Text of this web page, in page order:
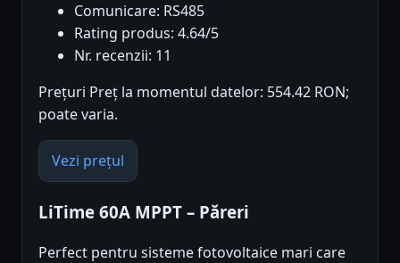
Comunicare: RS485
Rating produs: 4.64/5
Nr. recenzii: 11
Prețuri Preț la momentul datelor: 554.42 RON;
poate varia.
Vezi prețul
LiTime 60A MPPT – Păreri
Perfect pentru sisteme fotovoltaice mari care